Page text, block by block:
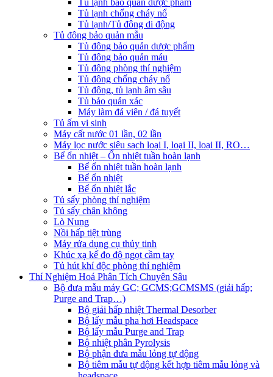
Tủ lạnh chống cháy nổ
Tủ lạnh/Tủ đông di động
Tủ đông bảo quản mẫu
Tủ đông bảo quản dược phẩm
Tủ đông bảo quản máu
Tủ đông phòng thí nghiệm
Tủ đông chống cháy nổ
Tủ đông, tủ lạnh âm sâu
Tủ bảo quản xác
Máy làm đá viên / đá tuyết
Tủ ấm vi sinh
Máy cất nước 01 lần, 02 lần
Máy lọc nước siêu sạch loại I, loại II, loại II, RO…
Bể ổn nhiệt – Ổn nhiệt tuần hoàn lạnh
Bể ổn nhiệt tuần hoàn lạnh
Bể ổn nhiệt
Bể ổn nhiệt lắc
Tủ sấy phòng thí nghiệm
Tủ sấy chân không
Lò Nung
Nồi hấp tiệt trùng
Máy rửa dụng cụ thủy tinh
Khúc xạ kế đo độ ngọt cầm tay
Tủ hút khí độc phòng thí nghiệm
Thí Nghiệm Hoá Phân Tích Chuyên Sâu
Bộ đưa mẫu máy GC; GCMS;GCMSMS (giải hấp;
Purge and Trap…)
Bộ giải hấp nhiệt Thermal Desorber
Bộ lấy mẫu pha hơi Headspace
Bộ lấy mẫu Purge and Trap
Bộ nhiệt phân Pyrolysis
Bộ phận đưa mẫu lỏng tự động
Bộ tiêm mẫu tự động kết hợp tiêm mẫu lỏng và